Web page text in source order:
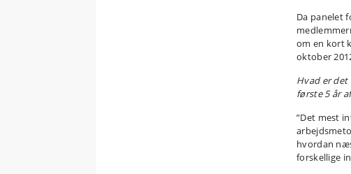
Da panelet
om en kort
oktober
Hvad er
første 5 år
”Det mest
hvordan
forskellige